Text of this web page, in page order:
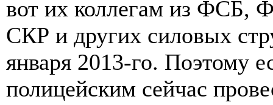
вот их коллегам из
СКР и других силовых
января 2013-го. Поэтому
полицейским сейчас